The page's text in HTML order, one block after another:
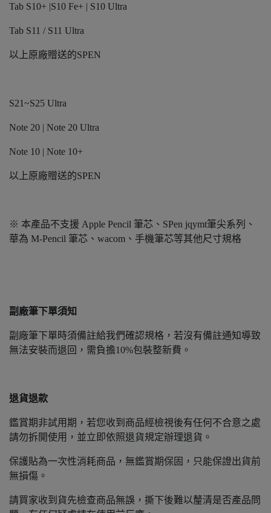
Tab S10+ |S10 Fe+ | S10 Ultra
Tab S11 / S11 Ultra
以上原廠贈送的SPEN
S21~S25 Ultra
Note 20 | Note 20 Ultra
Note 10 | Note 10+
以上原廠贈送的SPEN
※ 本產品不支援 Apple Pencil 筆芯、SPen jqymt筆尖系列、
華為 M-Pencil 筆芯、wacom、手機筆芯等其他尺寸規格
副廠筆下單須知
副廠筆下單時須備註給我們確認規格，若沒有備註通知導致
無法安裝而退回，需負擔10%包裝整新費。
退貨退款
鑑賞期非試用期，若您收到商品經檢視後有任何不合意之處
請勿拆開使用，並立即依照退貨規定辦理退貨。
保護貼為一次性消耗商品，無鑑賞期保固，只能保證出貨前
無損傷。
請買家收到貨先檢查商品無誤，撕下後難以釐清是否產品問